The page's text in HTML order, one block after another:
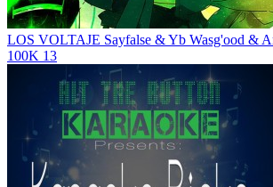
LOS VOLTAJE Sayfalse & Yb Wasg'ood &
100K 13